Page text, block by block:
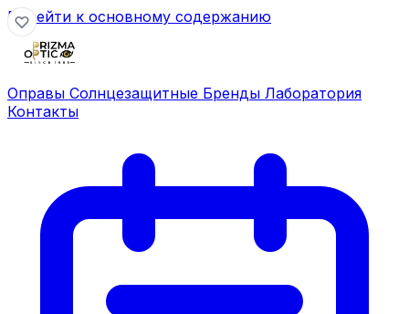
Перейти к основному содержанию
Оправы Солнцезащитные Бренды Лаборатория
Контакты